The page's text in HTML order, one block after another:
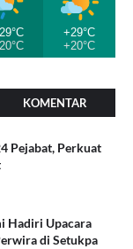
+29°C
+20°C
KOMENTAR
Pejabat, Perkuat
Hadiri Upacara
di Setukpa